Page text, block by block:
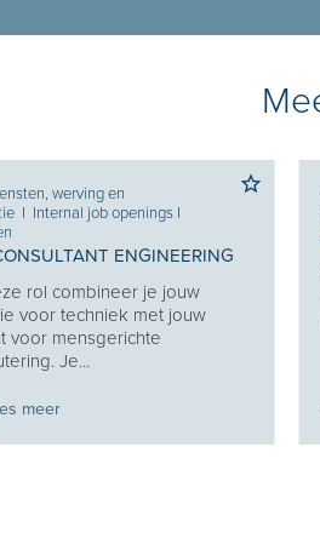
werving en
I Internal job openings I
ENGINEERING
rol combineer je jouw
voor techniek met jouw
voor mensgerichte
Je...
meer